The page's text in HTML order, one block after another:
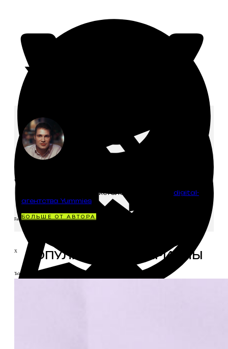
VK
Facebook
X
Telegram
Гастро интернет-маркетолог, евангелист digital-
агентства Yummies
БОЛЬШЕ ОТ АВТОРА
ПОПУЛЯРНЫЕ МАТЕРИАЛЫ